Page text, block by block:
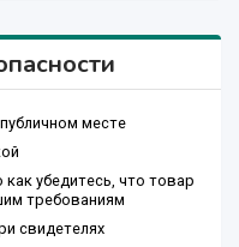
месте
убедитесь, что товар
требованиям
свидетелях